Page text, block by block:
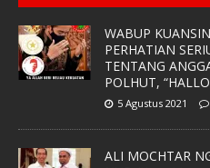
WABUP
PERHATIAN
TENTANG
POLHUT,
5 Agustus 2021
ALI MOCHTAR